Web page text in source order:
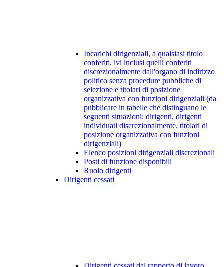
Incarichi dirigenziali, a qualsiasi titolo
conferiti, ivi inclusi quelli conferiti
discrezionalmente dall'organo di indirizzo
politico senza procedure pubbliche di
selezione e titolari di posizione
organizzativa con funzioni dirigenziali (da
pubblicare in tabelle che distinguano le
seguenti situazioni: dirigenti, dirigenti
individuati discrezionalmente, titolari di
posizione organizzativa con funzioni
dirigenziali)
Elenco posizioni dirigenziali discrezionali
Posti di funzione disponibili
Ruolo dirigenti
Dirigenti cessati